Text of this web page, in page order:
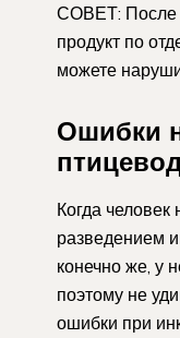
СОВЕТ: После
продукт по
можете
Ошибки
Когда человек
разведением
конечно же, у
поэтому не
ошибки при